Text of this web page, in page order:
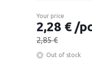
Your price
2,28 € /
2,85 €
Out of stock